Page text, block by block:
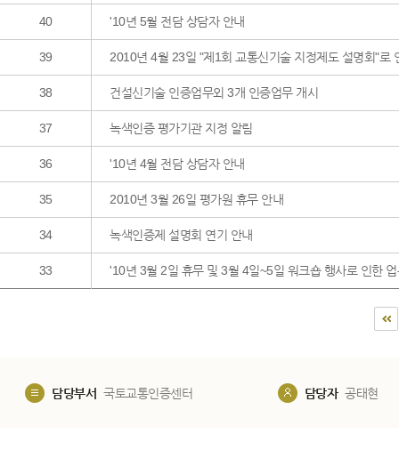
40 '10년 5월 전담 상담자 안내
39 2010년 4월 23일 "제1회 교통신기술 지정제도 설명회"로
38 건설신기술 인증업무외 3개 인증업무 개시
37 녹색인증 평가기관 지정 알림
36 '10년 4월 전담 상담자 안내
35 2010년 3월 26일 평가원 휴무 안내
34 녹색인증제 설명회 연기 안내
33 '10년 3월 2일 휴무 및 3월 4일~5일 워크숍 행사로 인한
담당부서 국토교통인증센터 담당자 공태현